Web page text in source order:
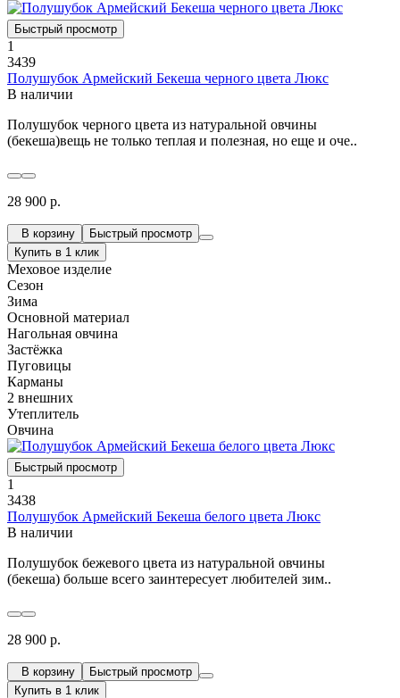
Быстрый просмотр
1
3439
Полушубок Армейский Бекеша черного цвета Люкс
В наличии
Полушубок черного цвета из натуральной овчины
(бекеша)вещь не только теплая и полезная, но еще и оче..
28 900 р.
В корзину
Быстрый просмотр
Купить в 1 клик
Меховое изделие
Сезон
Зима
Основной материал
Нагольная овчина
Застёжка
Пуговицы
Карманы
2 внешних
Утеплитель
Овчина
Быстрый просмотр
1
3438
Полушубок Армейский Бекеша белого цвета Люкс
В наличии
Полушубок бежевого цвета из натуральной овчины
(бекеша) больше всего заинтересует любителей зим..
28 900 р.
В корзину
Быстрый просмотр
Купить в 1 клик